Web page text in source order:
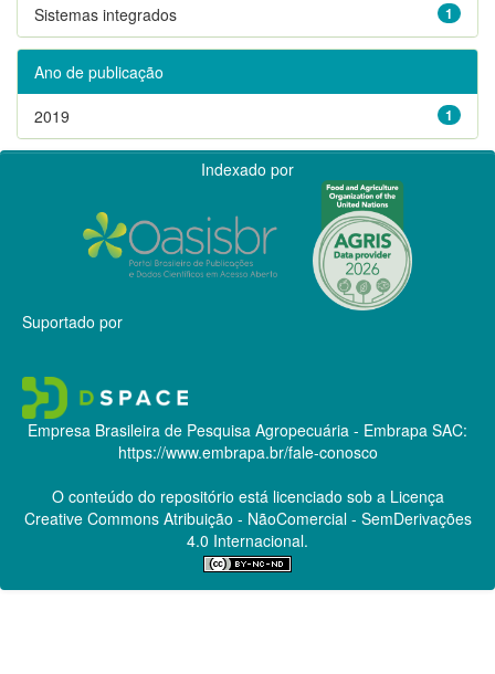
1
Sistemas integrados
Ano de publicação
1
2019
Indexado por
Suportado por
Empresa Brasileira de Pesquisa Agropecuária - Embrapa SAC:
https://www.embrapa.br/fale-conosco
O conteúdo do repositório está licenciado sob a Licença
Creative CommonsAtribuição - NãoComercial - SemDerivações
4.0 Internacional.